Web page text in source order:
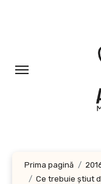
Prima pagină
Ce trebuie ştiut